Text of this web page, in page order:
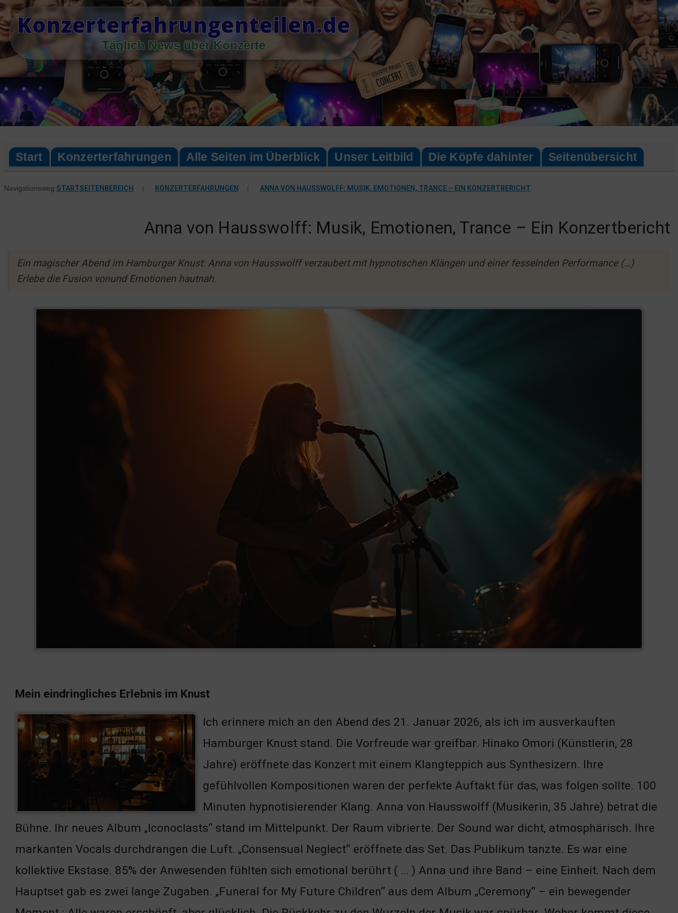
Skip
to
content
Konzerterfahrungenteilen.de
Täglich News über Konzerte
Start Konzerterfahrungen Alle Seiten im Überblick Unser Leitbild Die Köpfe dahinter Seitenübersicht
Navigationsweg STARTSEITENBEREICH | KONZERTERFAHRUNGEN | ANNA VON HAUSSWOLFF: MUSIK, EMOTIONEN, TRANCE – EIN KONZERTBERICHT
Anna von Hausswolff: Musik, Emotionen, Trance – Ein Konzertbericht
Ein magischer Abend im Hamburger Knust: Anna von Hausswolff verzaubert mit hypnotischen Klängen und einer fesselnden Performance (…)
Erlebe die Fusion vonund Emotionen hautnah.
Mein eindringliches Erlebnis im Knust
Ich erinnere mich an den Abend des 21. Januar 2026, als ich im ausverkauften
Hamburger Knust stand. Die Vorfreude war greifbar. Hinako Omori (Künstlerin, 28
Jahre) eröffnete das Konzert mit einem Klangteppich aus Synthesizern. Ihre
gefühlvollen Kompositionen waren der perfekte Auftakt für das, was folgen sollte. 100
Minuten hypnotisierender Klang. Anna von Hausswolff (Musikerin, 35 Jahre) betrat die
Bühne. Ihr neues Album „Iconoclasts“ stand im Mittelpunkt. Der Raum vibrierte. Der Sound war dicht, atmosphärisch. Ihre
markanten Vocals durchdrangen die Luft. „Consensual Neglect“ eröffnete das Set. Das Publikum tanzte. Es war eine
kollektive Ekstase. 85% der Anwesenden fühlten sich emotional berührt ( … ) Anna und ihre Band – eine Einheit. Nach dem
Hauptset gab es zwei lange Zugaben. „Funeral for My Future Children“ aus dem Album „Ceremony“ – ein bewegender